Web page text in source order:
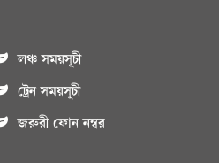
লঞ্চ সময়সূচী
ট্রেন সময়সূচী
জরুরী ফোন নম্বর